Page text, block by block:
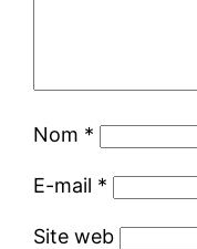
Nom *
E-mail *
Site web